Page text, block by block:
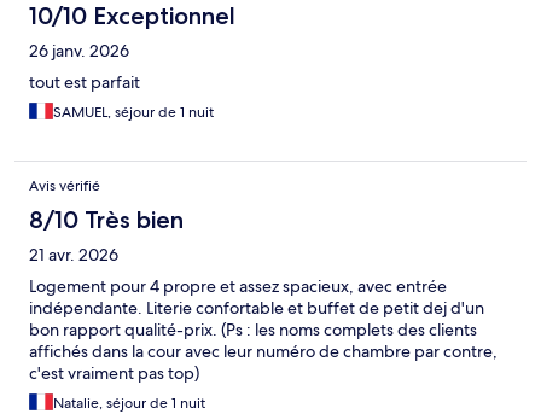
10/10 Exceptionnel
26 janv. 2026
tout est parfait
SAMUEL, séjour de 1 nuit
Avis vérifié
8/10 Très bien
21 avr. 2026
Logement pour 4 propre et assez spacieux, avec entrée
indépendante. Literie confortable et buffet de petit dej d'un
bon rapport qualité-prix. (Ps : les noms complets des clients
affichés dans la cour avec leur numéro de chambre par contre,
c'est vraiment pas top)
Natalie, séjour de 1 nuit